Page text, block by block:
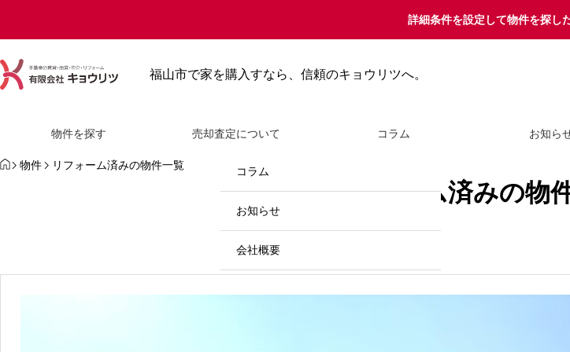
最近見た物件 お気に入り保存した条件
新築戸建て
中古戸建て
新築マンション
中古マンション
売却査定について
コラム
お知らせ
会社概要
詳細条件を設定して物件を探し
福山市で家を購入すなら、信頼のキョウリツへ。
物件を探す 売却査定について コラム お知ら
新築と中古住宅はどっちがおすす
は？成功させるポイン
ト・デメリットを徹底解
HOME
物件 リフォーム済みの物件一覧
リフォーム済みの物